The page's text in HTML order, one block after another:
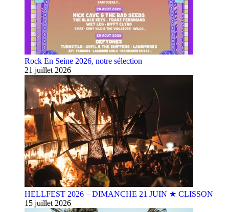
Rock En Seine 2026, notre sélection
21 juillet 2026
HELLFEST 2026 – DIMANCHE 21 JUIN ★ CLISSON
15 juillet 2026